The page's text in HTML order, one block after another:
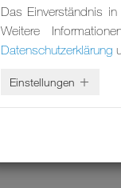
Das Einverständnis
Weitere
Datenschutzerklärung
Einstellungen